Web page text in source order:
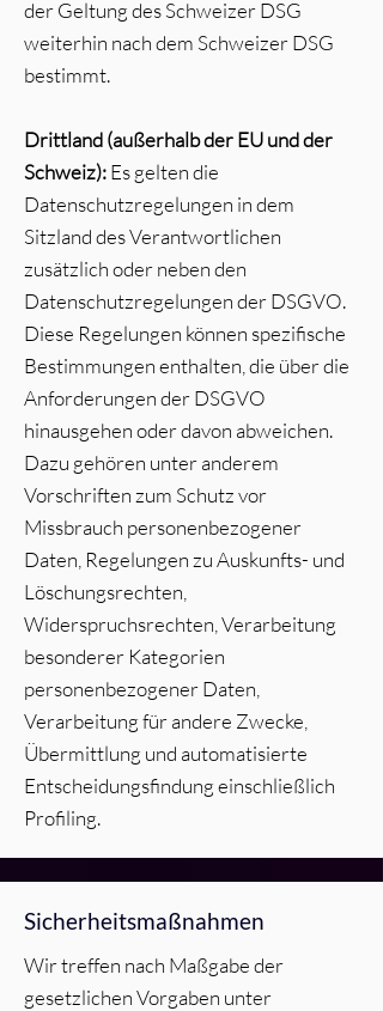
der Geltung des Schweizer DSG
weiterhin nach dem Schweizer DSG
bestimmt.
Drittland (außerhalb der EU und der
Schweiz):Es gelten die
Datenschutzregelungen in dem
Sitzland des Verantwortlichen
zusätzlich oder neben den
Datenschutzregelungen der DSGVO.
Diese Regelungen können spezifische
Bestimmungen enthalten, die über die
Anforderungen der DSGVO
hinausgehen oder davon abweichen.
Dazu gehören unter anderem
Vorschriften zum Schutz vor
Missbrauch personenbezogener
Daten, Regelungen zu Auskunfts- und
Löschungsrechten,
Widerspruchsrechten, Verarbeitung
besonderer Kategorien
personenbezogener Daten,
Verarbeitung für andere Zwecke,
Übermittlung und automatisierte
Entscheidungsfindung einschließlich
Profiling.
Sicherheitsmaßnahmen
Wir treffen nach Maßgabe der
gesetzlichen Vorgaben unter